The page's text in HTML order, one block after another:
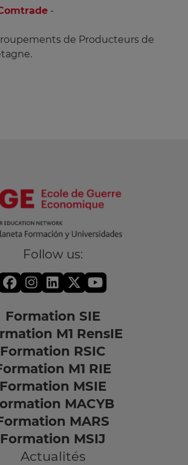
-
de Producteurs de
Follow us:
Formation SIE
M1 RensIE
Formation RSIC
M1 RIE
Formation MSIE
MACYB
MARS
Formation MSIJ
Actualités